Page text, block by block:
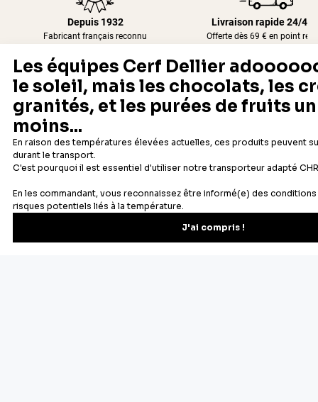
Depuis 1932
Fabricant français reconnu
Livraison rapide 24/48h
Offerte dès 69 € en point
Newsletter
Recevez les recettes, astuces et offres spéciales.
S'inscrire
Vous pourrez vous désinscrire depuis votre espace client.